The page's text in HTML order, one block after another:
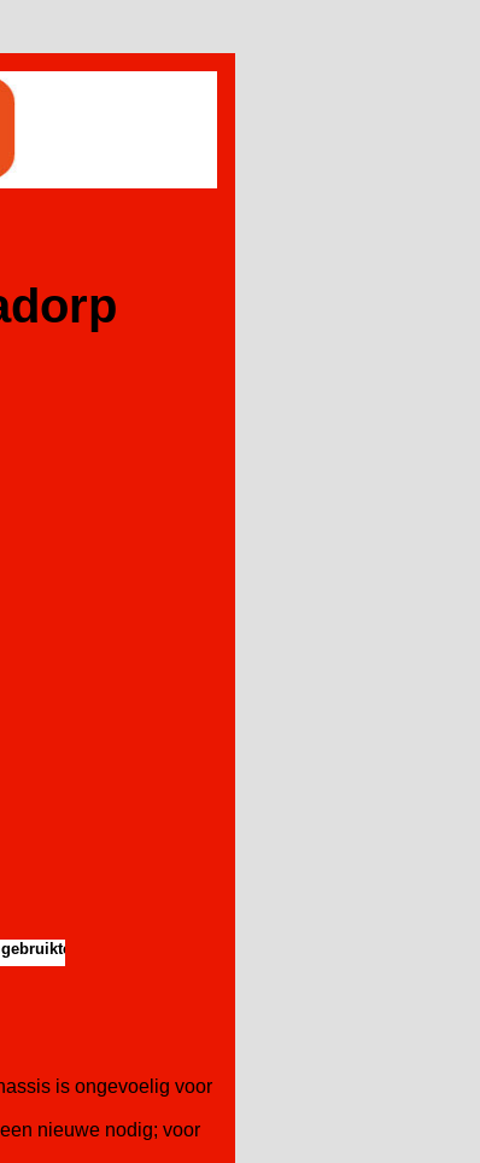
machines voor een aangename prijs
is ongevoelig voor
nieuwe nodig; voor